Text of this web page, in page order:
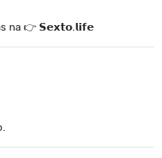
s n a 👉 𝗦𝗲𝘅𝘁𝗼.𝗹𝗶𝗳𝗲